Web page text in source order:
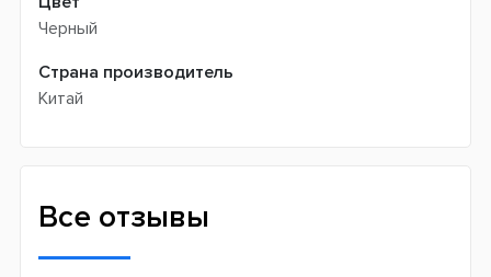
Черный
Страна производитель
Китай
Все отзывы